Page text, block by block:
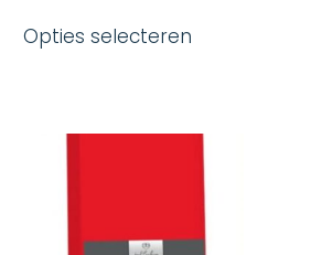
Opties selecteren
optie
kan
gekozen
worden
op